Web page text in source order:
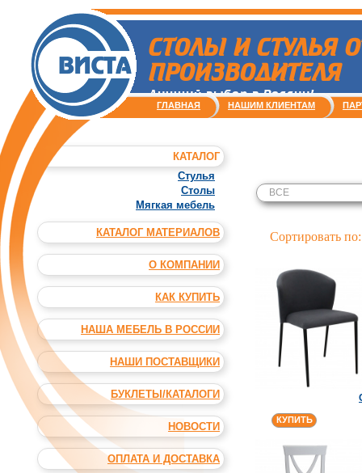
СТОЛЫ И СТУЛЬЯ
ПРОИЗВОДИТЕЛЯ
Лучший выбор в России!
ГЛАВНАЯ
НАШИМ КЛИЕНТАМ
КАТАЛОГ
Стулья
Столы
Мягкая мебель
КАТАЛОГ МАТЕРИАЛОВ
О КОМПАНИИ
КАК КУПИТЬ
НАША МЕБЕЛЬ В РОССИИ
НАШИ ПОСТАВЩИКИ
БУКЛЕТЫ/КАТАЛОГИ
НОВОСТИ
ОПЛАТА И ДОСТАВКА
ВСЕ
Сортировать
КУПИТЬ